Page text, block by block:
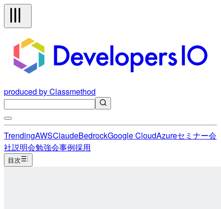
produced by Classmethod
TrendingAWSClaudeBedrockGoogle CloudAzureセミナー会
社説明会勉強会事例採用
目次